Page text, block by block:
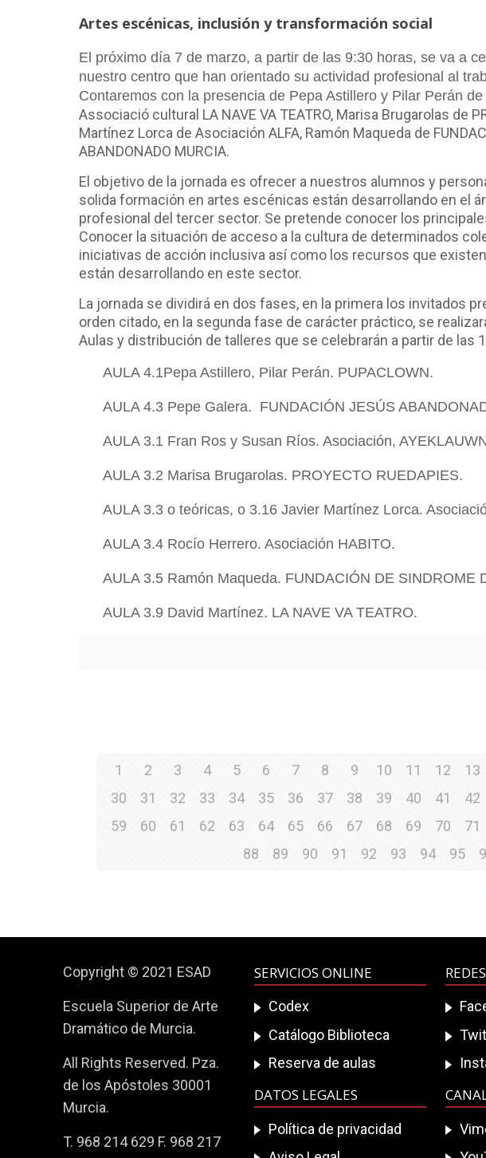
Artes escénicas, inclusión y transformación social
El próximo día 7 de marzo, a partir de las 9:30 horas, se va a
nuestro centro que han orientado su actividad profesional al
Contaremos con la presencia de Pepa Astillero y Pilar Perán
Associació cultural LA NAVE VA TEATRO, Marisa Brugarolas de
Martínez Lorca de Asociación ALFA, Ramón Maqueda de
ABANDONADO MURCIA.
El objetivo de la jornada es ofrecer a nuestros alumnos y
solida formación en artes escénicas están desarrollando en el
profesional del tercer sector. Se pretende conocer los
Conocer la situación de acceso a la cultura de determinados
iniciativas de acción inclusiva así como los recursos que
están desarrollando en este sector.
La jornada se dividirá en dos fases, en la primera los invitados
orden citado, en la segunda fase de carácter práctico, se
Aulas y distribución de talleres que se celebrarán a partir de las
AULA 4.1Pepa Astillero, Pilar Perán. PUPACLOWN.
AULA 4.3 Pepe Galera. FUNDACIÓN JESÚS
AULA 3.1 Fran Ros y Susan Ríos. Asociación,
AULA 3.2 Marisa Brugarolas. PROYECTO RUEDAPIES.
AULA 3.3 o teóricas, o 3.16 Javier Martínez Lorca.
AULA 3.4 Rocío Herrero. Asociación HABITO.
AULA 3.5 Ramón Maqueda. FUNDACIÓN DE SINDROME
AULA 3.9 David Martínez. LA NAVE VA TEATRO.
1 2 3 4 5 6 7 8 9 10 11 12 13
30
31 32 33 34 35 36 37 38 39 40 41 42
59
60 61 62 63 64 65 66 67 68 69 70 71
88
89 90 91 92 93 94 95
Copyright © 2021 ESAD
Escuela Superior de Arte
Dramático de Murcia.
All Rights Reserved. Pza.
de los Apóstoles 30001
Murcia.
T. 968 214 629 F. 968 217
SERVICIOS ONLINE
Codex
Catálogo Biblioteca
Reserva de aulas
DATOS LEGALES
Política de privacidad